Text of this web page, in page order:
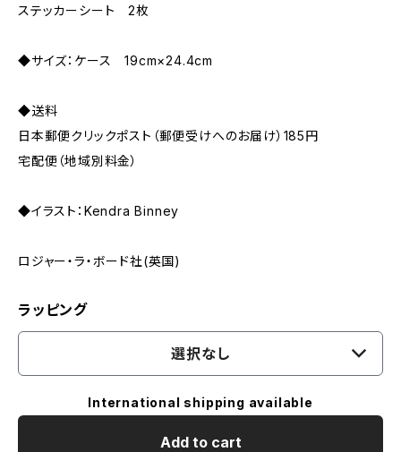
ステッカーシート 2枚
◆サイズ：ケース 19cm×24.4cm
◆送料
日本郵便クリックポスト（郵便受けへのお届け）185円
宅配便（地域別料金）
◆イラスト：Kendra Binney
ロジャー・ラ・ボード社(英国)
ラッピング
選択なし
International shipping available
Add to cart